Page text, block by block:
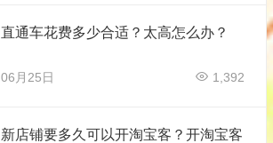
直通车花费多少合适？太高怎么办？
06月25日 1,392
新店铺要多久可以开淘宝客？开淘宝客